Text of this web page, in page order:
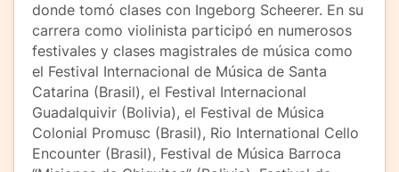
donde tomó clases con Ingeborg Scheerer. En su
carrera como violinista participó en numerosos
festivales y clases magistrales de música como
el Festival Internacional de Música de Santa
Catarina (Brasil), el Festival Internacional
Guadalquivir (Bolivia), el Festival de Música
Colonial Promusc (Brasil), Rio International Cello
Encounter (Brasil), Festival de Música Barroca